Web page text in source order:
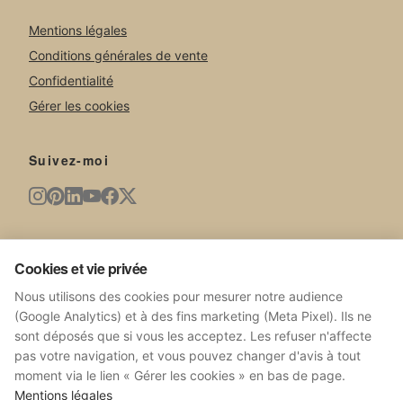
Mentions légales
Conditions générales de vente
Confidentialité
Gérer les cookies
Suivez-moi
S'ABONNER
Cookies et vie privée
Nous utilisons des cookies pour mesurer notre audience
(Google Analytics) et à des fins marketing (Meta Pixel). Ils ne
sont déposés que si vous les acceptez. Les refuser n'affecte
pas votre navigation, et vous pouvez changer d'avis à tout
moment via le lien « Gérer les cookies » en bas de page.
Mentions légales